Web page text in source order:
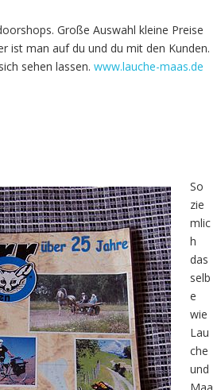
Große Auswahl kleine Preise
ist man auf du und du mit den Kunden.
sehen lassen. www.lauche-maas.de
So
zie
mlic
h
das
selb
e
wie
Lau
che
und